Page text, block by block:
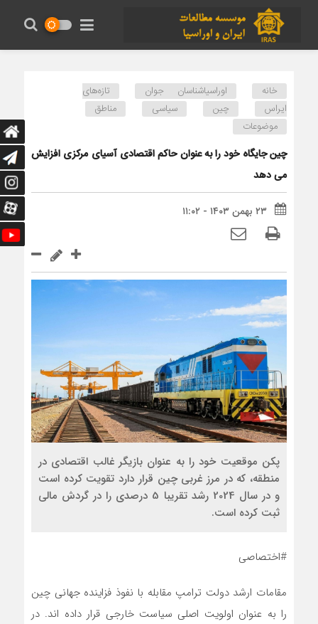
خانه اوراسیاشناسان جوان
تازه‌های
ایراس
چین سیاسی
مناطق
موضوعات
چین جایگاه خود را به عنوان حاکم اقتصادی آسیای مرکزی افزایش
می دهد
۲۳ بهمن ۱۴۰۳ - ۱۱:۰۲
پکن موقعیت خود را به عنوان بازیگر غالب اقتصادی در
منطقه، که در مرز غربی چین قرار دارد تقویت کرده است
و در سال 2024 رشد تقریبا 5 درصدی را در گردش مالی
ثبت کرده است.
#اختصاصی
مقامات ارشد دولت ترامپ مقابله با نفوذ فزاینده جهانی چین
را به عنوان اولویت اصلی سیاست خارجی قرار داده اند. در